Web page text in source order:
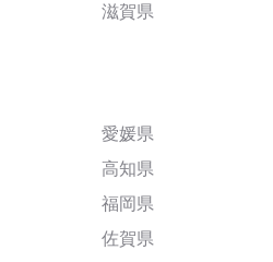
滋賀県
愛媛県
高知県
福岡県
佐賀県